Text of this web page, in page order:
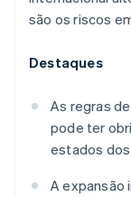
são os riscos
Destaques
As regras
pode ter
estados dos
A expansão